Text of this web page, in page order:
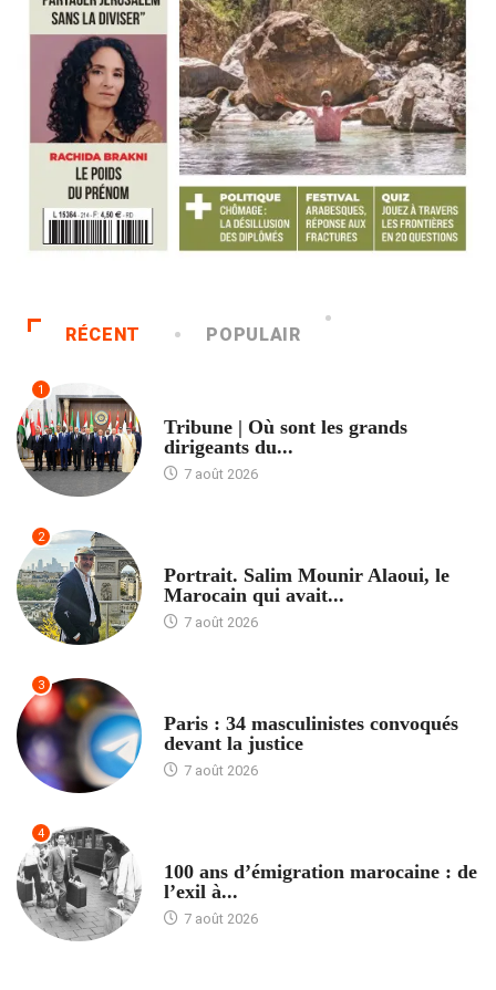
RÉCENT POPULAIR
1
Tribune | Où sont les grands
dirigeants du...
7 août 2026
2
Portrait. Salim Mounir Alaoui, le
Marocain qui avait...
7 août 2026
3
Paris : 34 masculinistes convoqués
devant la justice
7 août 2026
4
100 ans d’émigration marocaine : de
l’exil à...
7 août 2026